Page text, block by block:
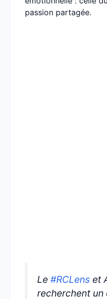
passion partagée.
Le #RCLens et
recherchent un